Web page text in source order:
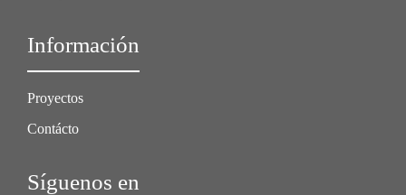
Información
Proyectos
Contácto
Síguenos en